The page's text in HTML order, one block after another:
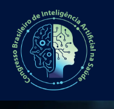
conteúdo